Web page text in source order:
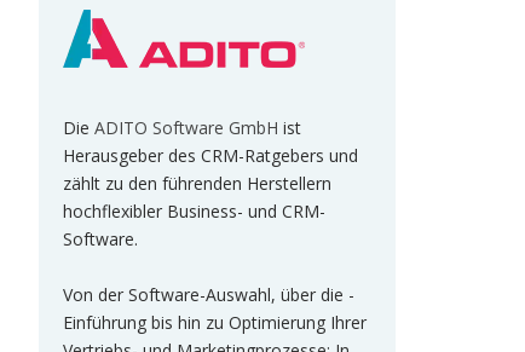
DieADITO Software GmbHist
Herausgeber des CRM-Ratgebers und
zählt zu den führenden Herstellern
hochflexibler Business- und CRM-
Software.
Von der Software-Auswahl, über die -
Einführung bis hin zu Optimierung Ihrer